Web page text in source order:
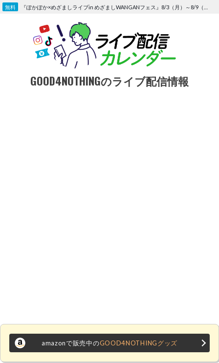
Skip
GOOD4NOTHINGのライブ配信情報
amazonで販売中のGOOD4NOTHINGグッズ